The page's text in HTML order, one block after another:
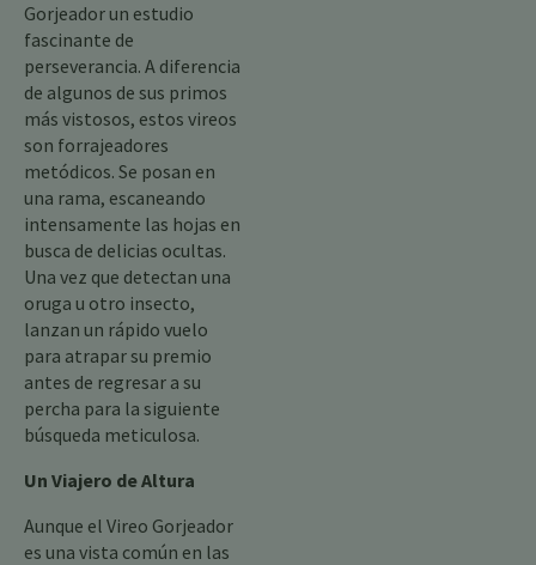
Gorjeador un estudio
fascinante de
perseverancia. A diferencia
de algunos de sus primos
más vistosos, estos vireos
son forrajeadores
metódicos. Se posan en
una rama, escaneando
intensamente las hojas en
busca de delicias ocultas.
Una vez que detectan una
oruga u otro insecto,
lanzan un rápido vuelo
para atrapar su premio
antes de regresar a su
percha para la siguiente
búsqueda meticulosa.
Un Viajero de Altura
Aunque el Vireo Gorjeador
es una vista común en las